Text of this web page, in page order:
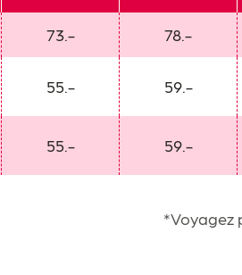
73.- 78.-
55.- 59.-
55.- 59.-
*Voyagez